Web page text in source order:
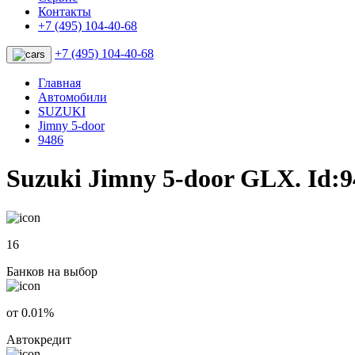
Контакты
+7 (495) 104-40-68
+7 (495) 104-40-68
Главная
Автомобили
SUZUKI
Jimny 5-door
9486
Suzuki Jimny 5-door GLX.
16
Банков на выбор
от 0.01%
Автокредит